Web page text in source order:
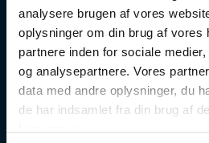
analysere brugen af vores
oplysninger om din brug af vores
partnere inden for sociale
og analysepartnere. Vores
data med andre oplysninger, du
de har indsamlet fra din brug af
Læs mere
Træningen gennemføres
vores digitale læringsplatform
kursusdeltager kan du til enhver
pause og fortsætte, hvor du slap,
ind.
Tidsforbrug:Det tager i alt ca. 5
alle moduler.